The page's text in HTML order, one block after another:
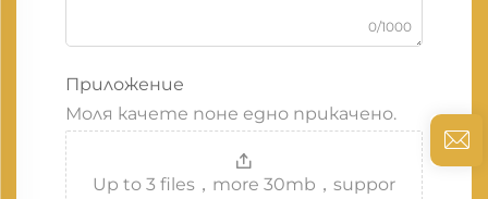
0/1000
Приложение
Моля качете поне едно прикачено.
Up to 3 files，more 30mb，suppor